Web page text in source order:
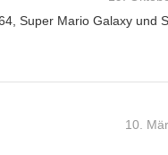
Super Mario Galaxy und
10.